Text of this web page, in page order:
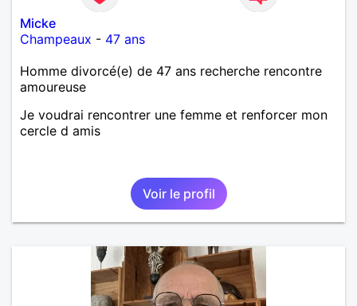
Micke
Champeaux - 47 ans
Homme divorcé(e) de 47 ans recherche rencontre
amoureuse
Je voudrai rencontrer une femme et renforcer mon
cercle d amis
Voir le profil